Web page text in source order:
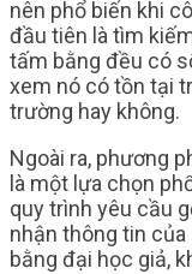
nên phổ biến khi
đầu tiên là tìm
tấm bằng đều có
xem nó có tồn tại
trường hay không.
Ngoài ra, phương
là một lựa chọn
quy trình yêu cầu
nhận thông tin của
bằng đại học giả,